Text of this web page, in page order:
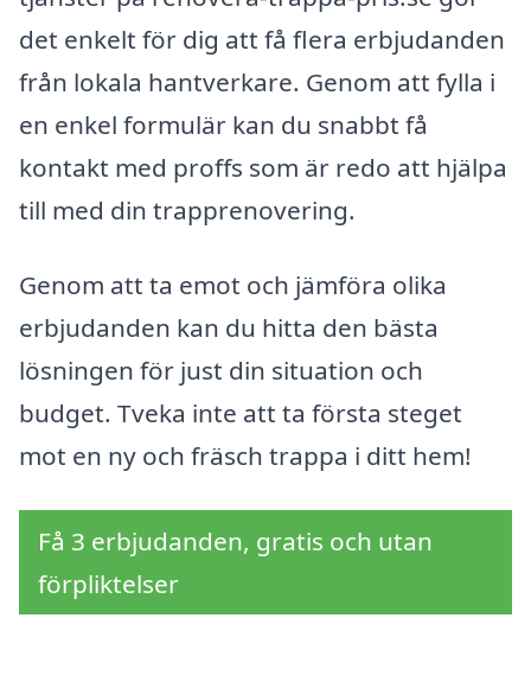
det enkelt för dig att få flera erbjudanden
från lokala hantverkare. Genom att fylla i
en enkel formulär kan du snabbt få
kontakt med proffs som är redo att hjälpa
till med din trapprenovering.
Genom att ta emot och jämföra olika
erbjudanden kan du hitta den bästa
lösningen för just din situation och
budget. Tveka inte att ta första steget
mot en ny och fräsch trappa i ditt hem!
Få 3 erbjudanden, gratis och utan
förpliktelser